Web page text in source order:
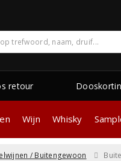
retour
Wijn Whisky
/ Buitengewoon